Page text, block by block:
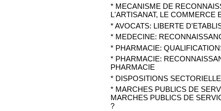
* MECANISME DE
L'ARTISANAT, LE COMMERCE
* AVOCATS: LIBERTE
* MEDECINE:
* PHARMACIE:
* PHARMACIE:
PHARMACIE
* DISPOSITIONS
* MARCHES PUBLICS DE
MARCHES PUBLICS DE
?